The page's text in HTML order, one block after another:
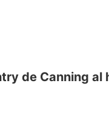
de Canning